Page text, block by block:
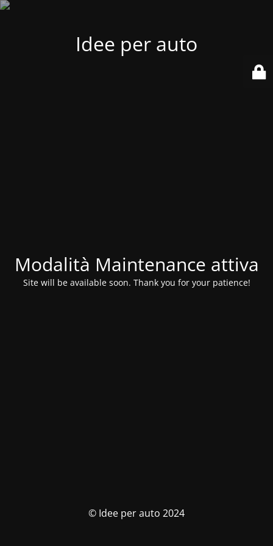
Idee per auto
Modalità Maintenance attiva
Site will be available soon. Thank you for your patience!
© Idee per auto 2024